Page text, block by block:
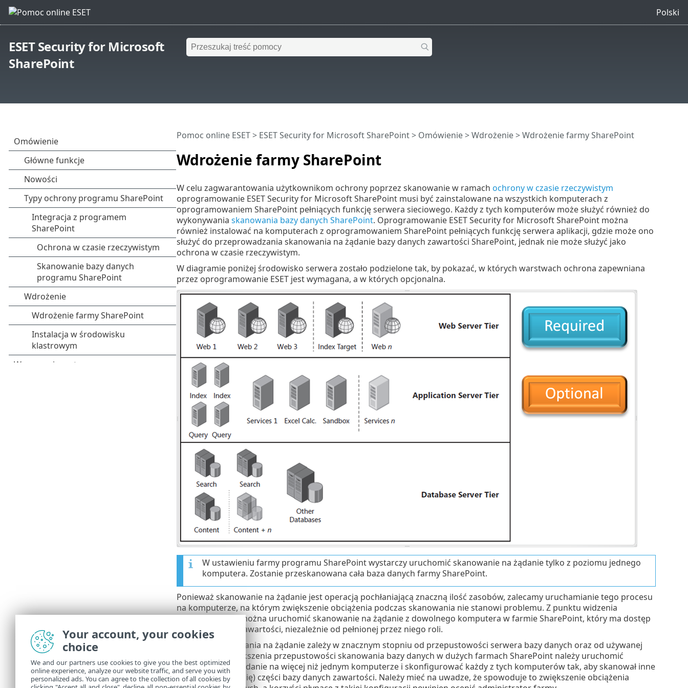
Polski
ESET Security for Microsoft
SharePoint
Wdrożenie farmy SharePoint
Pomoc online ESET> ESET Security for Microsoft SharePoint> Omówienie>Wdrożenie> Wdrożenie farmy SharePoint
W celu zagwarantowania użytkownikom ochrony poprzez skanowanie w ramach ochrony w czasie rzeczywistym
oprogramowanie ESET Security for Microsoft SharePoint musi być zainstalowane na wszystkich komputerach z
oprogramowaniem SharePoint pełniących funkcję serwera sieciowego. Każdy z tych komputerów może służyć również do
wykonywania skanowania bazy danych SharePoint. Oprogramowanie ESET Security for Microsoft SharePoint można
również instalować na komputerach z oprogramowaniem SharePoint pełniących funkcję serwera aplikacji, gdzie może ono
służyć do przeprowadzania skanowania na żądanie bazy danych zawartości SharePoint, jednak nie może służyć jako
ochrona w czasie rzeczywistym.
W diagramie poniżej środowisko serwera zostało podzielone tak, by pokazać, w których warstwach ochrona zapewniana
przez oprogramowanie ESET jest wymagana, a w których opcjonalna.
W ustawieniu farmy programu SharePoint wystarczy uruchomić skanowanie na żądanie tylko z poziomu jednego
komputera. Zostanie przeskanowana cała baza danych farmy SharePoint.
Ponieważ skanowanie na żądanie jest operacją pochłaniającą znaczną ilość zasobów, zalecamy uruchamianie tego procesu
na komputerze, na którym zwiększenie obciążenia podczas skanowania nie stanowi problemu. Z punktu widzenia
funkcjonalności można uruchomić skanowanie na żądanie z dowolnego komputera w farmie SharePoint, który ma dostęp
do bazy danych zawartości, niezależnie od pełnionej przez niego roli.
Szybkość skanowania na żądanie zależy w znacznym stopniu od przepustowości serwera bazy danych oraz od używanej
sieci. W celu zwiększenia przepustowości skanowania bazy danych w dużych farmach SharePoint należy uruchomić
skanowanie na żądanie na więcej niż jednym komputerze i skonfigurować każdy z tych komputerów tak, aby skanował inne
(niepokrywające się) części bazy danych zawartości. Należy mieć na uwadze, że spowoduje to zwiększenie obciążenia
Your account, your cookies
choice
We and our partners use cookies to give you the best optimized
online experience, analyze our website traffic, and serve you with
personalized ads. You can agree to the collection of all cookies by